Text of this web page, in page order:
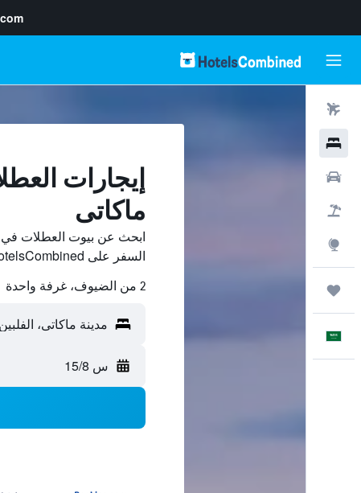
إيجارات
ماكاتى
ابحث عن بيوت العطلات في
السفر على HotelsCombined وقارن بينها ووفّر.
2 من الضيوف، غرفة واحدة
س 15/8